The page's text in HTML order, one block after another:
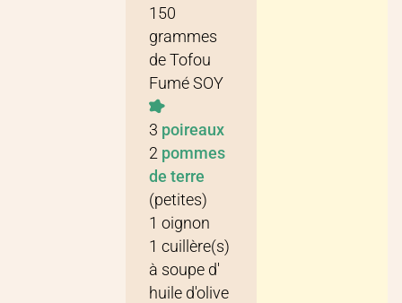
150
grammes
deTofou
Fumé SOY
3 poireaux
2 pommes
de terre
(petites)
1 oignon
1 cuillère(s)
à soupe d'
huile d'olive